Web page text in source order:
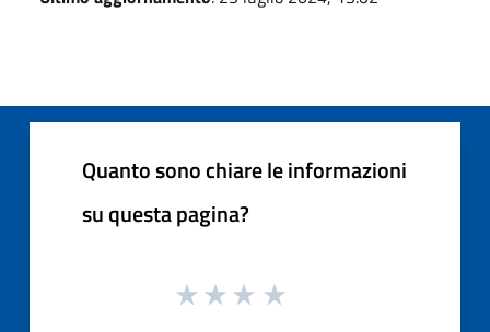
Quanto sono chiare le informazioni
su questa pagina?